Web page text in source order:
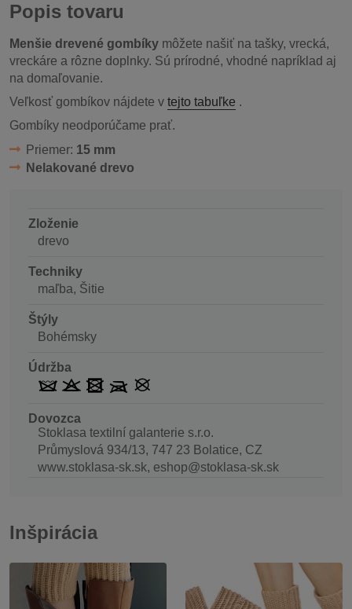
Popis tovaru
Menšie drevené gombíky môžete našiť na tašky, vrecká,
vreckáre a rôzne doplnky. Sú prírodné, vhodné napríklad aj
na domaľovanie.
Veľkosť gombíkov nájdete v tejto tabuľke .
Gombíky neodporúčame prať.
Priemer: 15 mm
Nelakované drevo
Zloženie
drevo
Techniky
maľba, Šitie
Štýly
Bohémsky
Údržba
Dovozca
Stoklasa textilní galanterie s.r.o.
Průmyslová 934/13, 747 23 Bolatice, CZ
www.stoklasa-sk.sk, eshop@stoklasa-sk.sk
Inšpirácia